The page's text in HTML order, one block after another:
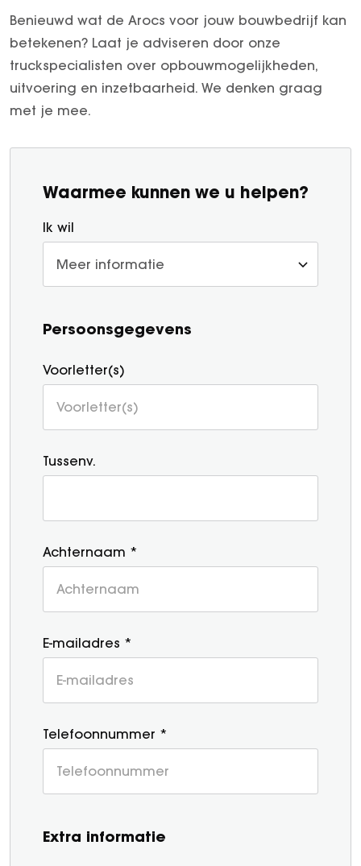
Benieuwd wat de Arocs voor jouw bouwbedrijf kan
betekenen? Laat je adviseren door onze
truckspecialisten over opbouwmogelijkheden,
uitvoering en inzetbaarheid. We denken graag
met je mee.
Waarmee kunnen we u helpen?
Ik wil
Persoonsgegevens
Voorletter(s)
Tussenv.
Achternaam *
E-mailadres *
Telefoonnummer *
Extra informatie